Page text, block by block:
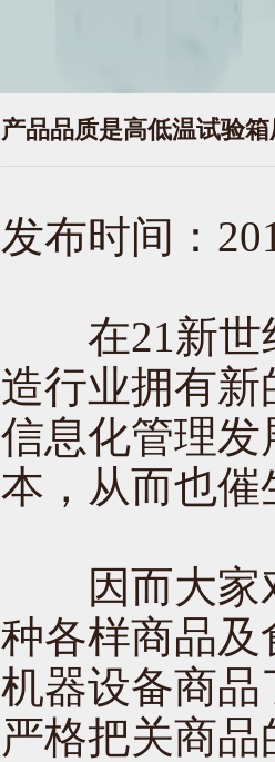
产品品质是高低温试验
发布时间：
在21新世纪
造行业拥有
信息化管理
本，从而也
因而大家对
种各样商品
机器设备商
严格把关商